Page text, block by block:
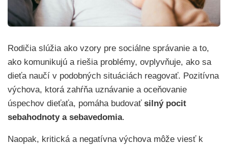
Rodičia slúžia ako vzory pre sociálne správanie a to,
ako komunikujú a riešia problémy, ovplyvňuje, ako sa
dieťa naučí v podobných situáciách reagovať. Pozitívna
výchova, ktorá zahŕňa uznávanie a oceňovanie
úspechov dieťaťa, pomáha budovaťsilný pocit
sebahodnoty a sebavedomia.
Naopak, kritická a negatívna výchova môže viesť k